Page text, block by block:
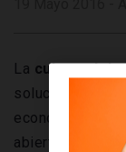
La cultura del
soluciones para
económicas
abierto un